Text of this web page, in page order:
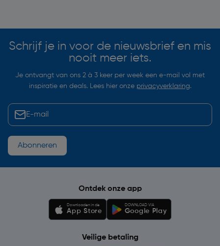
Schrijf je in voor de nieuwsbrief en mis
nooit meer iets.
Je ontvangt van ons 2 à 3 keer per week een e-mail vol met
inspiratie en deals. Lees hier onze privacyverklaring.
Abonneren
Ontdek onze app
Downloaden in de
App Store
DOWNLOAD VIA
Google Play
Veilige betaling